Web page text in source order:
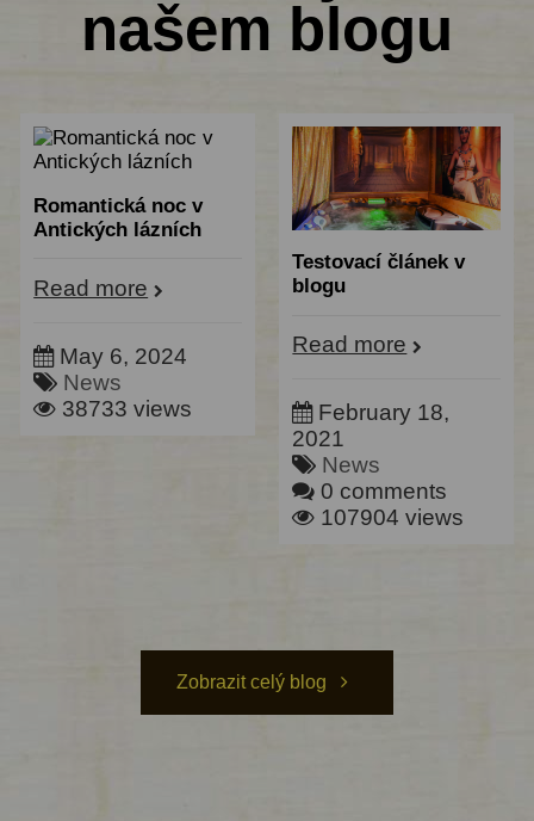
našem blogu
Romantická noc v
Antických lázních
Read more
May 6, 2024
News
38733 views
Testovací článek v
blogu
Read more
February 18,
2021
News
0 comments
107904 views
Zobrazit celý blog